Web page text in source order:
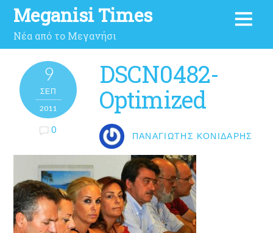
Meganisi Times
Νέα από το Μεγανήσι
9
ΣΕΠ
2011
0
DSCN0482-
Optimized
ΠΑΝΑΓΙΏΤΗΣ ΚΟΝΙΔΆΡΗΣ